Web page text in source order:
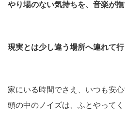
やり場のない気持ちを、音楽が撫
現実とは少し違う場所へ連れて行
家にいる時間でさえ、いつも安心
頭の中のノイズは、ふとやってく